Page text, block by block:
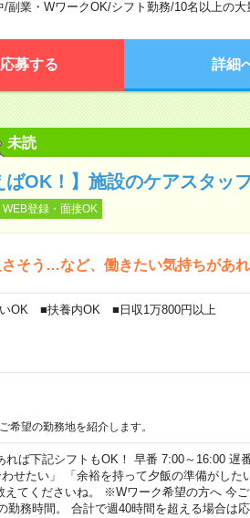
/副業・WワークOK/シフト勤務/10名以上の大
応募する 詳細
未読
ばOK！】施設のケアスタッ
WEB登録・面接OK
そう…など、働きたい気持ちがあれ
OK ■扶養内OK ■日収1万800円以上
望の勤務地を紹介します。
ば下記シフトもOK！ 早番 7:00～16:00 遅
せたい」 「余裕を持って夕飯の準備がした
えてくださいね。 ※Wワーク希望の方へ 今
務時間。 合計で週40時間を超える場合は応